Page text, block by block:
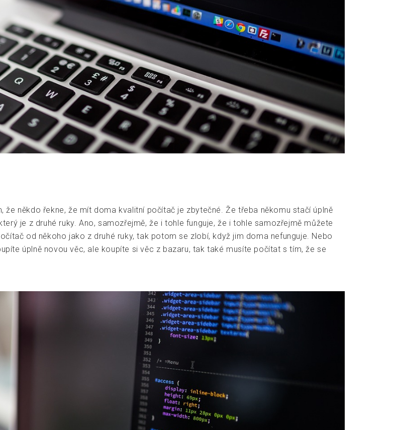
někdo řekne, že mít doma kvalitní počítač je zbytečné. Že třeba někomu stačí úplně
je z druhé ruky. Ano, samozřejmě, že i tohle funguje, že i tohle samozřejmě můžete
od někoho jako z druhé ruky, tak potom se zlobí, když jim doma nefunguje. Nebo
úplně novou věc, ale koupíte si věc z bazaru, tak také musíte počítat s tím, že se